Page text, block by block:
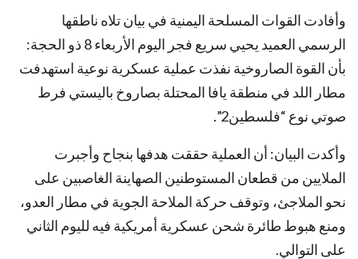
وأفادت القوات المسلحة اليمنية في بيان تلاه ناطقها
الرسمي العميد يحيي سريع فجر اليوم الأربعاء 8 ذو الحجة:
بأن القوة الصاروخية نفذت عملية عسكرية نوعية استهدفت
مطار اللد في منطقة يافا المحتلة بصاروخ باليستي فرط
صوتي نوع “فلسطين2”.
وأكدت البيان: أن العملية حققت هدفها بنجاح وأجبرت
الملايين من قطعان المستوطنين الصهاينة الغاصبين على
نحو الملاجئ، وتوقف حركة الملاحة الجوية في مطار العدو،
ومنع هبوط طائرة شحن عسكرية أمريكية فيه لليوم الثاني
على التوالي.